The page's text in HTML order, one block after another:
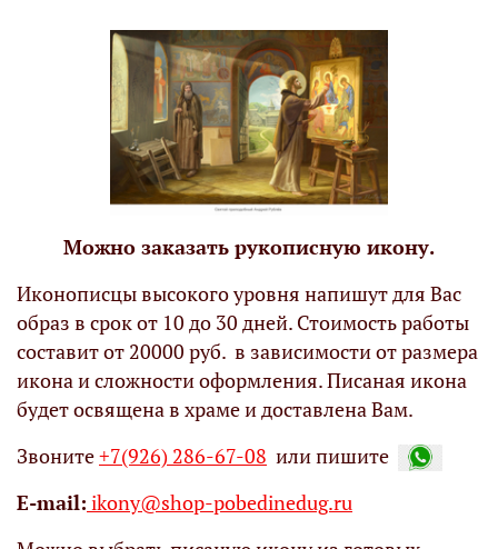
Можно заказать рукописную икону.
Иконописцы высокого уровня напишут для Вас
образ в срок от 10 до 30 дней. Стоимость работы
составит от 20000 руб. в зависимости от размера
икона и сложности оформления. Писаная икона
будет освящена в храме и доставлена Вам.
Звоните+7(926) 286-67-08 или пишите
Е-mail: ikony@shop-pobedinedug.ru